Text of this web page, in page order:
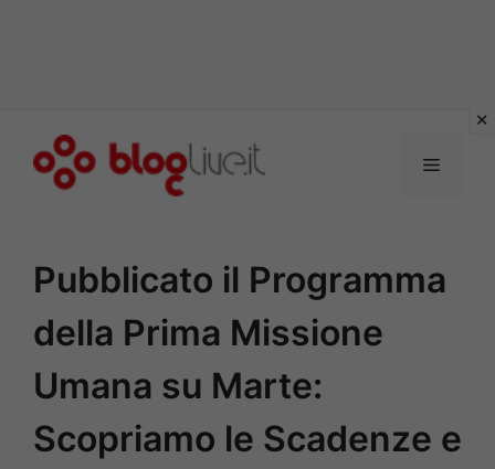
Menu
Pubblicato il Programma
della Prima Missione
Umana su Marte:
Scopriamo le Scadenze e